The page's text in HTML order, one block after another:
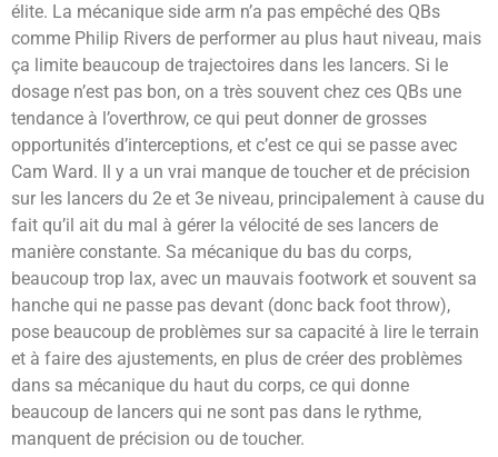
élite. La mécanique side arm n’a pas empêché des QBs
comme Philip Rivers de performer au plus haut niveau, mais
ça limite beaucoup de trajectoires dans les lancers. Si le
dosage n’est pas bon, on a très souvent chez ces QBs une
tendance à l’overthrow, ce qui peut donner de grosses
opportunités d’interceptions, et c’est ce qui se passe avec
Cam Ward. Il y a un vrai manque de toucher et de précision
sur les lancers du 2e et 3e niveau, principalement à cause du
fait qu’il ait du mal à gérer la vélocité de ses lancers de
manière constante. Sa mécanique du bas du corps,
beaucoup trop lax, avec un mauvais footwork et souvent sa
hanche qui ne passe pas devant (donc back foot throw),
pose beaucoup de problèmes sur sa capacité à lire le terrain
et à faire des ajustements, en plus de créer des problèmes
dans sa mécanique du haut du corps, ce qui donne
beaucoup de lancers qui ne sont pas dans le rythme,
manquent de précision ou de toucher.